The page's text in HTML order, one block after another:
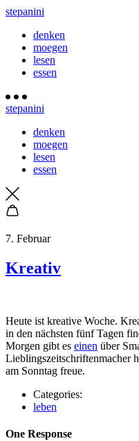
stepanini
denken
moegen
lesen
essen
stepanini
denken
moegen
lesen
essen
7. Februar
Kreativ
Heute ist kreative Woche.
in den nächsten fünf Tagen
Morgen gibt es einen über
Lieblingszeitschriftenmacher
am Sonntag freue.
Categories:
leben
One Response